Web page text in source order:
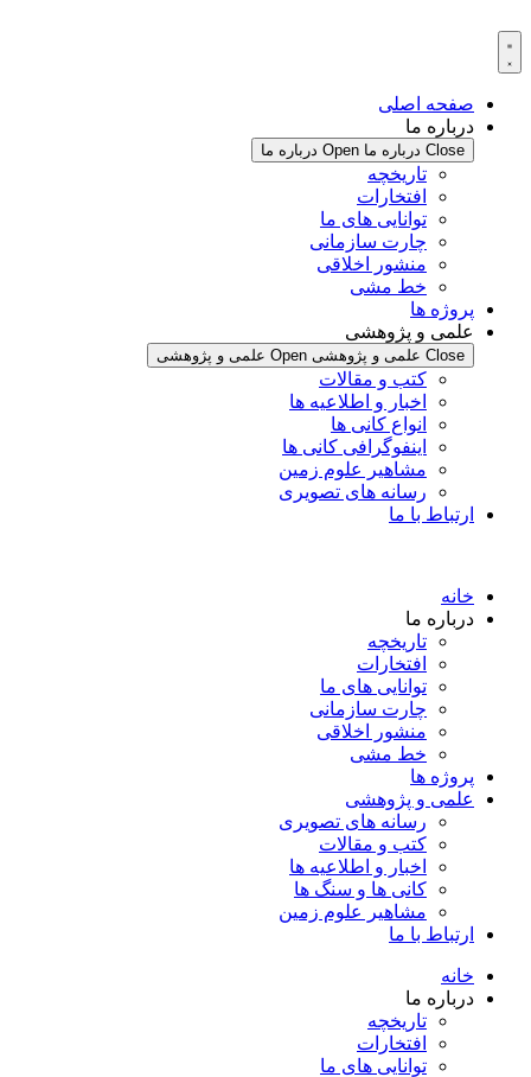
به
محتوا
صفحه اصلی
درباره ما
Close درباره ما Open درباره ما
تاریخچه
افتخارات
توانایی های ما
چارت سازمانی
منشور اخلاقی
خط مشی
پروژه ها
علمی و پژوهشی
Close علمی و پژوهشی Open علمی و پژوهشی
کتب و مقالات
اخبار و اطلاعیه ها
انواع کانی ها
اینفوگرافی کانی ها
مشاهیر علوم زمین
رسانه های تصویری
ارتباط با ما
خانه
درباره ما
تاریخچه
افتخارات
توانایی های ما
چارت سازمانی
منشور اخلاقی
خط مشی
پروژه ها
علمی و پژوهشی
رسانه های تصویری
کتب و مقالات
اخبار و اطلاعیه ها
کانی ها و سنگ ها
مشاهیر علوم زمین
ارتباط با ما
خانه
درباره ما
تاریخچه
افتخارات
توانایی های ما